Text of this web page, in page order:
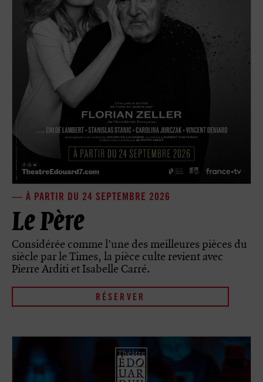
À PARTIR DU 24 SEPTEMBRE 2026
Le Père
Considérée comme l’une des meilleures pièces du
siècle par le Times, la pièce culte revient avec
Pierre Arditi et Isabelle Carré.
RÉSERVER